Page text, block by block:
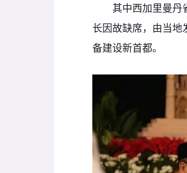
其中西加里曼丹省
长因故缺席，由当
备建设新首都。